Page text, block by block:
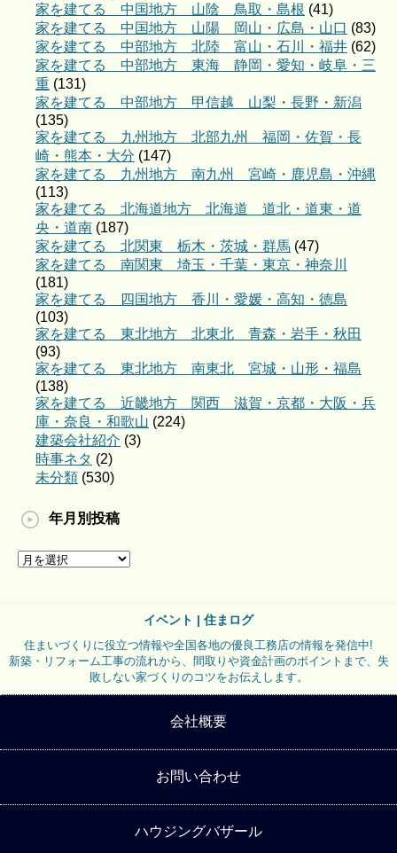
家を建てる 中国地方 山陰 鳥取・島根 (41)
家を建てる 中国地方 山陽 岡山・広島・山口 (83)
家を建てる 中部地方 北陸 富山・石川・福井 (62)
家を建てる 中部地方 東海 静岡・愛知・岐阜・三
重 (131)
家を建てる 中部地方 甲信越 山梨・長野・新潟
(135)
家を建てる 九州地方 北部九州 福岡・佐賀・長
崎・熊本・大分 (147)
家を建てる 九州地方 南九州 宮崎・鹿児島・沖縄
(113)
家を建てる 北海道地方 北海道 道北・道東・道
央・道南 (187)
家を建てる 北関東 栃木・茨城・群馬 (47)
家を建てる 南関東 埼玉・千葉・東京・神奈川
(181)
家を建てる 四国地方 香川・愛媛・高知・徳島
(103)
家を建てる 東北地方 北東北 青森・岩手・秋田
(93)
家を建てる 東北地方 南東北 宮城・山形・福島
(138)
家を建てる 近畿地方 関西 滋賀・京都・大阪・兵
庫・奈良・和歌山 (224)
建築会社紹介 (3)
時事ネタ (2)
未分類 (530)
年月別投稿
イベント | 住まログ
住まいづくりに役立つ情報や全国各地の優良工務店の情報を発信中!
新築・リフォーム工事の流れから、間取りや資金計画のポイントまで、失
敗しない家づくりのコツをお伝えします。
会社概要
お問い合わせ
ハウジングバザール